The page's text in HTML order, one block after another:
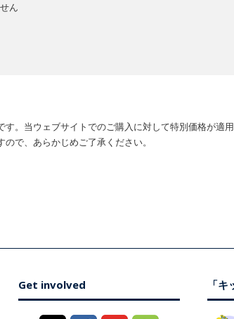
ん
。当ウェブサイトでのご購入に対して特別価格が適
で、あらかじめご了承ください。
Get involved 「